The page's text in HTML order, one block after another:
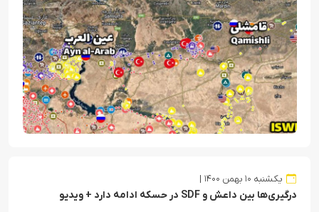
یکشنبه ۱۰ بهمن ۱۴۰۰
درگیری‌ها بین داعش و SDF در حسکه ادامه دارد + ویدیو